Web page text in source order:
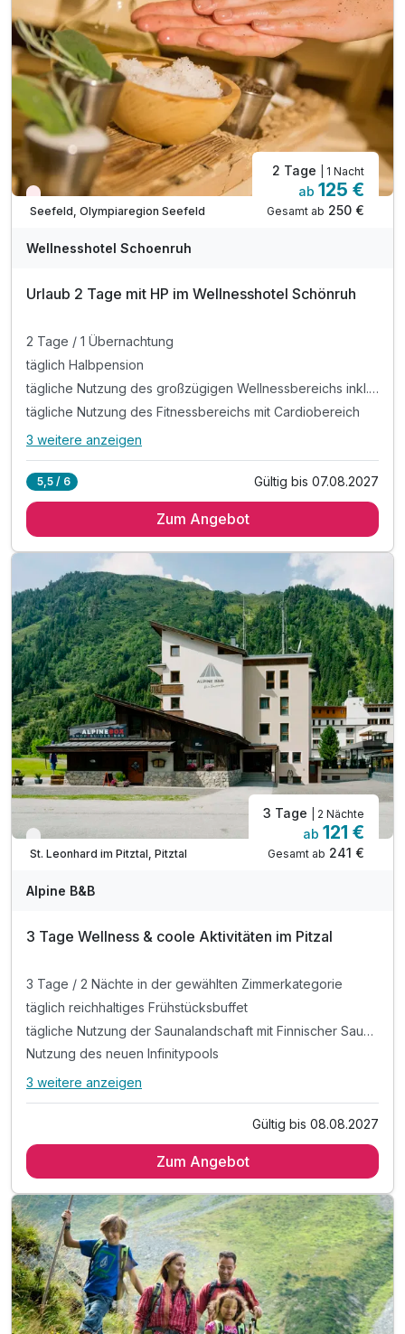
Parkplatznutzung während des gesamten Aufenthaltes
kostenfreies WLAN
Wieder frei ab September
Seefeld, Olympiaregion Seefeld
2 Tage | 1 Nacht
ab 125 €
Gesamt ab 250 €
Wellnesshotel Schoenruh
Urlaub 2 Tage mit HP im Wellnesshotel Schönruh
2 Tage / 1 Übernachtung
täglich Halbpension
tägliche Nutzung des großzügigen Wellnessbereichs inkl. Saunawelt
tägliche Nutzung des Fitnessbereichs mit Cardiobereich
Alle Inklusivleistungen
tägliche Nutzung des Fitnessbereichs mit Cardiobereich
Nutzung der hauseigenen Fahrräder
Gemütlicher Bademantel und Badetücher im Wellnesskorb
WLAN-Nutzung
3 weitere anzeigen
5,5 / 6 Gültig bis 07.08.2027
Zum Angebot
Verfügbar bis November
St. Leonhard im Pitztal, Pitztal
3 Tage | 2 Nächte
ab 121 €
Gesamt ab 241 €
Alpine B&B
3 Tage Wellness & coole Aktivitäten im Pitzal
3 Tage / 2 Nächte in der gewählten Zimmerkategorie
täglich reichhaltiges Frühstücksbuffet
tägliche Nutzung der Saunalandschaft mit Finnischer Sauna, Dampfbad, Infrarot und Ruheraum
Nutzung des neuen Infinitypools
Alle Inklusivleistungen
täglich reichhaltiges Frühstücksbuffet
Sauna, Dampfbad, Infrarot und Ruheraum
Nutzung des neuen Infinitypools
WLAN-Nutzung
Parkplatznutzung während des gesamten Aufenthaltes
ACHTUNG: Erwerb der Pitztal Sommerkarte für 15 € pro
Person pro Nacht obligatorisch (vom 2.7.26 bis 18.10.26, zu
3 weitere anzeigen
Gültig bis 08.08.2027
Zum Angebot